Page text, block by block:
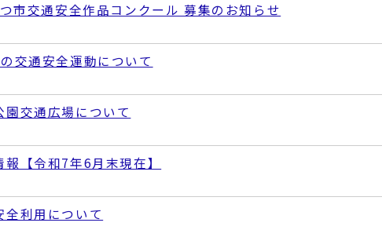
市交通安全作品コンクール 募集のお知らせ
交通安全運動について
園交通広場について
【令和7年6月末現在】
全利用について